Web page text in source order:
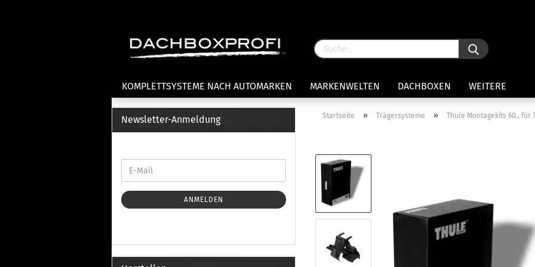
KOMPLETTSYSTEME NACH AUTOMARKEN MARKENWELTEN DACHBOXEN WEITERE
Heckklappenfahrradträger
Anhängekupplungsträger
E-Bike Fahrradträger
Lastenträgerfüße
Universaltträger Reling
Thule Montagekits 50.. für 7105
Clamp Fußsatz Fahrzeuge mit
Thule Kits 30.. für 753 Fußsatz
Startseite » Trägersysteme » Thule Montagekits 60.. für
Newsletter-Anmeldung
ANMELDEN